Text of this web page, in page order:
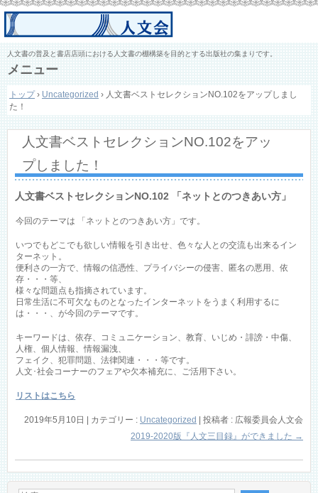
人文書の普及と書店店頭における人文書の棚構築を目的とする出版社の集まりです。
メニュー
ン
テ
ツ
ッ
トップ › Uncategorized › 人文書ベストセレクションNO.102をアップしまし
た！
人文書ベストセレクションNO.102をアッ
プしました！
人文書ベストセレクションNO.102 「ネットとのつきあい方」
今回のテーマは 「ネットとのつきあい方」です。
いつでもどこでも欲しい情報を引き出せ、色々な人との交流も出来るイン
ターネット。
便利さの一方で、情報の信憑性、プライバシーの侵害、匿名の悪用、依
存・・・等、
様々な問題点も指摘されています。
日常生活に不可欠なものとなったインターネットをうまく利用するに
は・・・、が今回のテーマです。
キーワードは、依存、コミュニケーション、教育、いじめ・誹謗・中傷、
人権、個人情報、情報漏洩、
フェイク、犯罪問題、法律関連・・・等です。
人文･社会コーナーのフェアや欠本補充に、ご活用下さい。
リストはこちら
2019年5月10日 カテゴリー : Uncategorized
投稿者 : 広報委員会人文会
2019-2020版『人文三目録』ができました →